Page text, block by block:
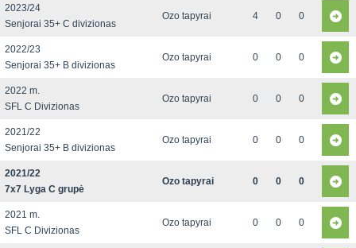
2023/24
Senjorai 35+ C divizionas
Ozo tapyrai 4 0 0
2022/23
Senjorai 35+ B divizionas
Ozo tapyrai 0 0 0
2022 m.
SFL C Divizionas
Ozo tapyrai 0 0 0
2021/22
Senjorai 35+ B divizionas
Ozo tapyrai 0 0 0
2021/22
7x7 Lyga C grupė
Ozo tapyrai 0 0 0
2021 m.
SFL C Divizionas
Ozo tapyrai 0 0 0